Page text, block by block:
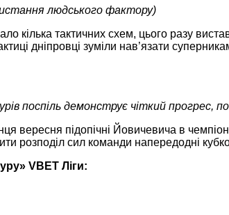
людського фактору)
кілька тактичних схем, цього разу
дніпровці зуміли нав’язати
поспіль демонструє чіткий прогрес,
вересня підопічні Йовичевича в
розподіл сил команди напередодні
VBET Ліги: